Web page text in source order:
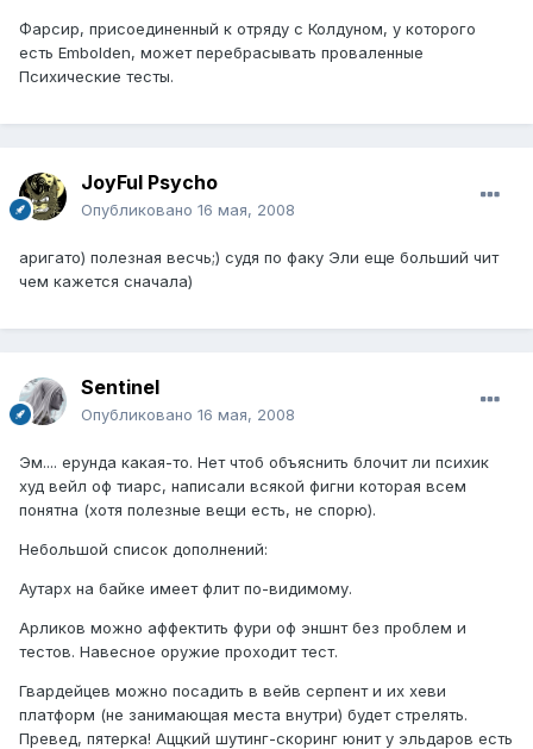
Фарсир, присоединенный к отряду с Колдуном, у которого
есть Embolden, может перебрасывать проваленные
Психические тесты.
JoyFul Psycho
Опубликовано 16 мая, 2008
аригато) полезная весчь;) судя по факу Эли еще больший чит
чем кажется сначала)
Sentinel
Опубликовано 16 мая, 2008
Эм.... ерунда какая-то. Нет чтоб объяснить блочит ли психик
худ вейл оф тиарс, написали всякой фигни которая всем
понятна (хотя полезные вещи есть, не спорю).
Небольшой список дополнений:
Аутарх на байке имеет флит по-видимому.
Арликов можно аффектить фури оф эншнт без проблем и
тестов. Навесное оружие проходит тест.
Гвардейцев можно посадить в вейв серпент и их хеви
платформ (не занимающая места внутри) будет стрелять.
Превед, пятерка! Аццкий шутинг-скоринг юнит у эльдаров есть